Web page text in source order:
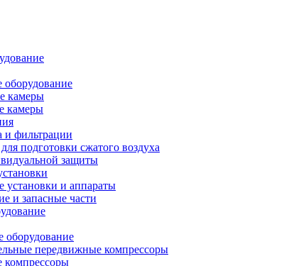
оборудование
камеры
камеры
и фильтрации
подготовки сжатого воздуха
защиты
установки и аппараты
и запасные части
оборудование
передвижные компрессоры
компрессоры